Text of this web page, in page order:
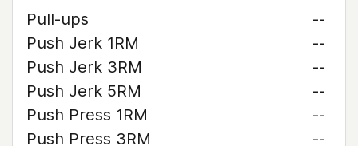
Pull-ups
--
Push Jerk 1RM
--
Push Jerk 3RM
--
Push Jerk 5RM
--
Push Press 1RM
--
Push Press 3RM
--